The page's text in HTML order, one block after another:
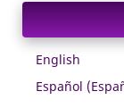
English
Español